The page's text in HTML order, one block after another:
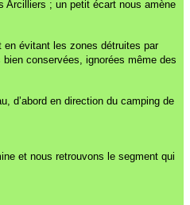
Arcilliers ; un petit écart nous amène
évitant les zones détruites par
conservées, ignorées même des
d’abord en direction du camping de
et nous retrouvons le segment qui